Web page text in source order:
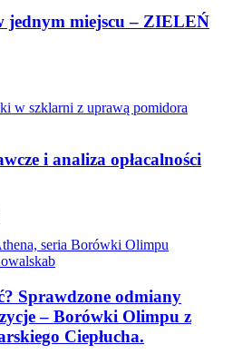
jednym miejscu – ZIELEŃ
i analiza opłacalności
Sprawdzone odmiany
– Borówki Olimpu z
Ciepłucha.